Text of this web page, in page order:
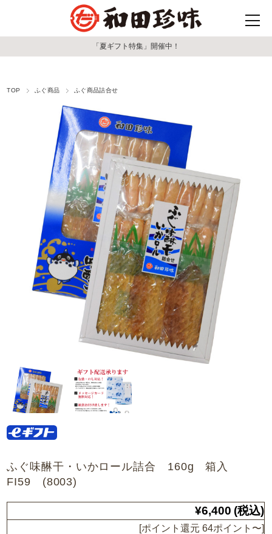
「夏ギフト特集」開催中！
TOP ふぐ商品 ふぐ商品詰合せ
ふぐ味醂干・いかロール詰合 160g 箱入
FI59 (8003)
¥6,400 (税込)
[ポイント還元 64ポイント〜]